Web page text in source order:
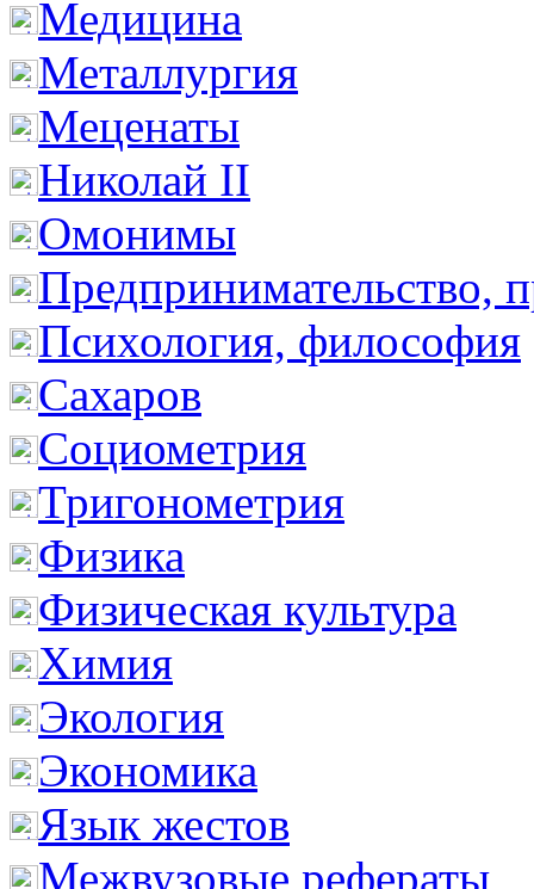
Медицина
Металлургия
Меценаты
Николай II
Омонимы
Предпринимательство,
Психология, философия
Сахаров
Социометрия
Тригонометрия
Физика
Физическая культура
Химия
Экология
Экономика
Язык жестов
Межвузовые рефераты